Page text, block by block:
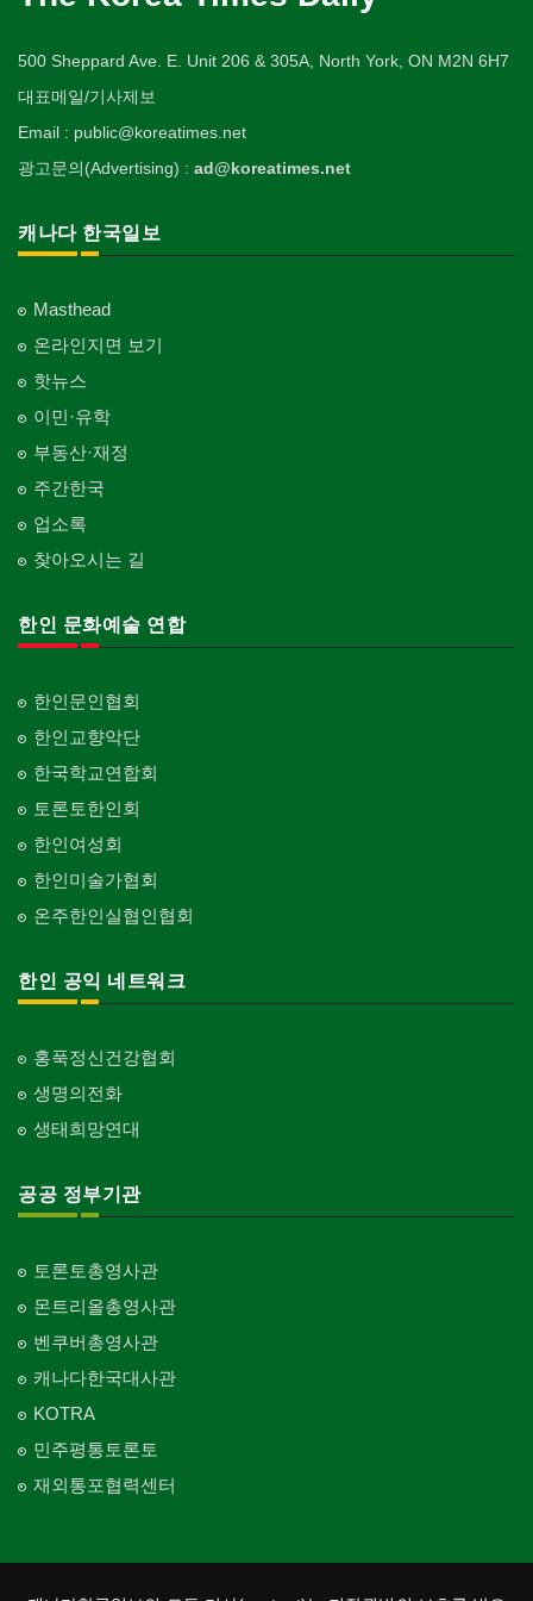
500 Sheppard Ave. E. Unit 206 & 305A, North York, ON M2N 6H7
대표메일/기사제보
Email : public@koreatimes.net
광고문의(Advertising) : ad@koreatimes.net
캐나다 한국일보
Masthead
온라인지면 보기
핫뉴스
이민·유학
부동산·재정
주간한국
업소록
찾아오시는 길
한인 문화예술 연합
한인문인협회
한인교향악단
한국학교연합회
토론토한인회
한인여성회
한인미술가협회
온주한인실협인협회
한인 공익 네트워크
홍푹정신건강협회
생명의전화
생태희망연대
공공 정부기관
토론토총영사관
몬트리올총영사관
벤쿠버총영사관
캐나다한국대사관
KOTRA
민주평통토론토
재외통포협력센터